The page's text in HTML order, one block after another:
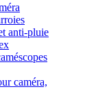
anti-pluie
caméra,